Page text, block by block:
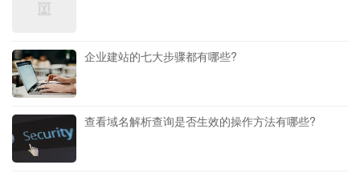
企业建站的七大步骤都有哪些?
查看域名解析查询是否生效的操作方法有哪些?